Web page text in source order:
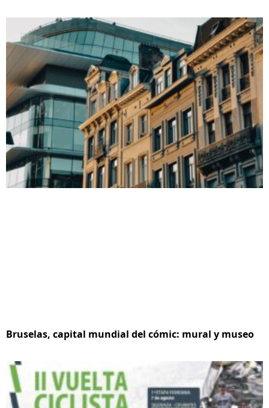
Bruselas, capital mundial del cómic: mural y museo